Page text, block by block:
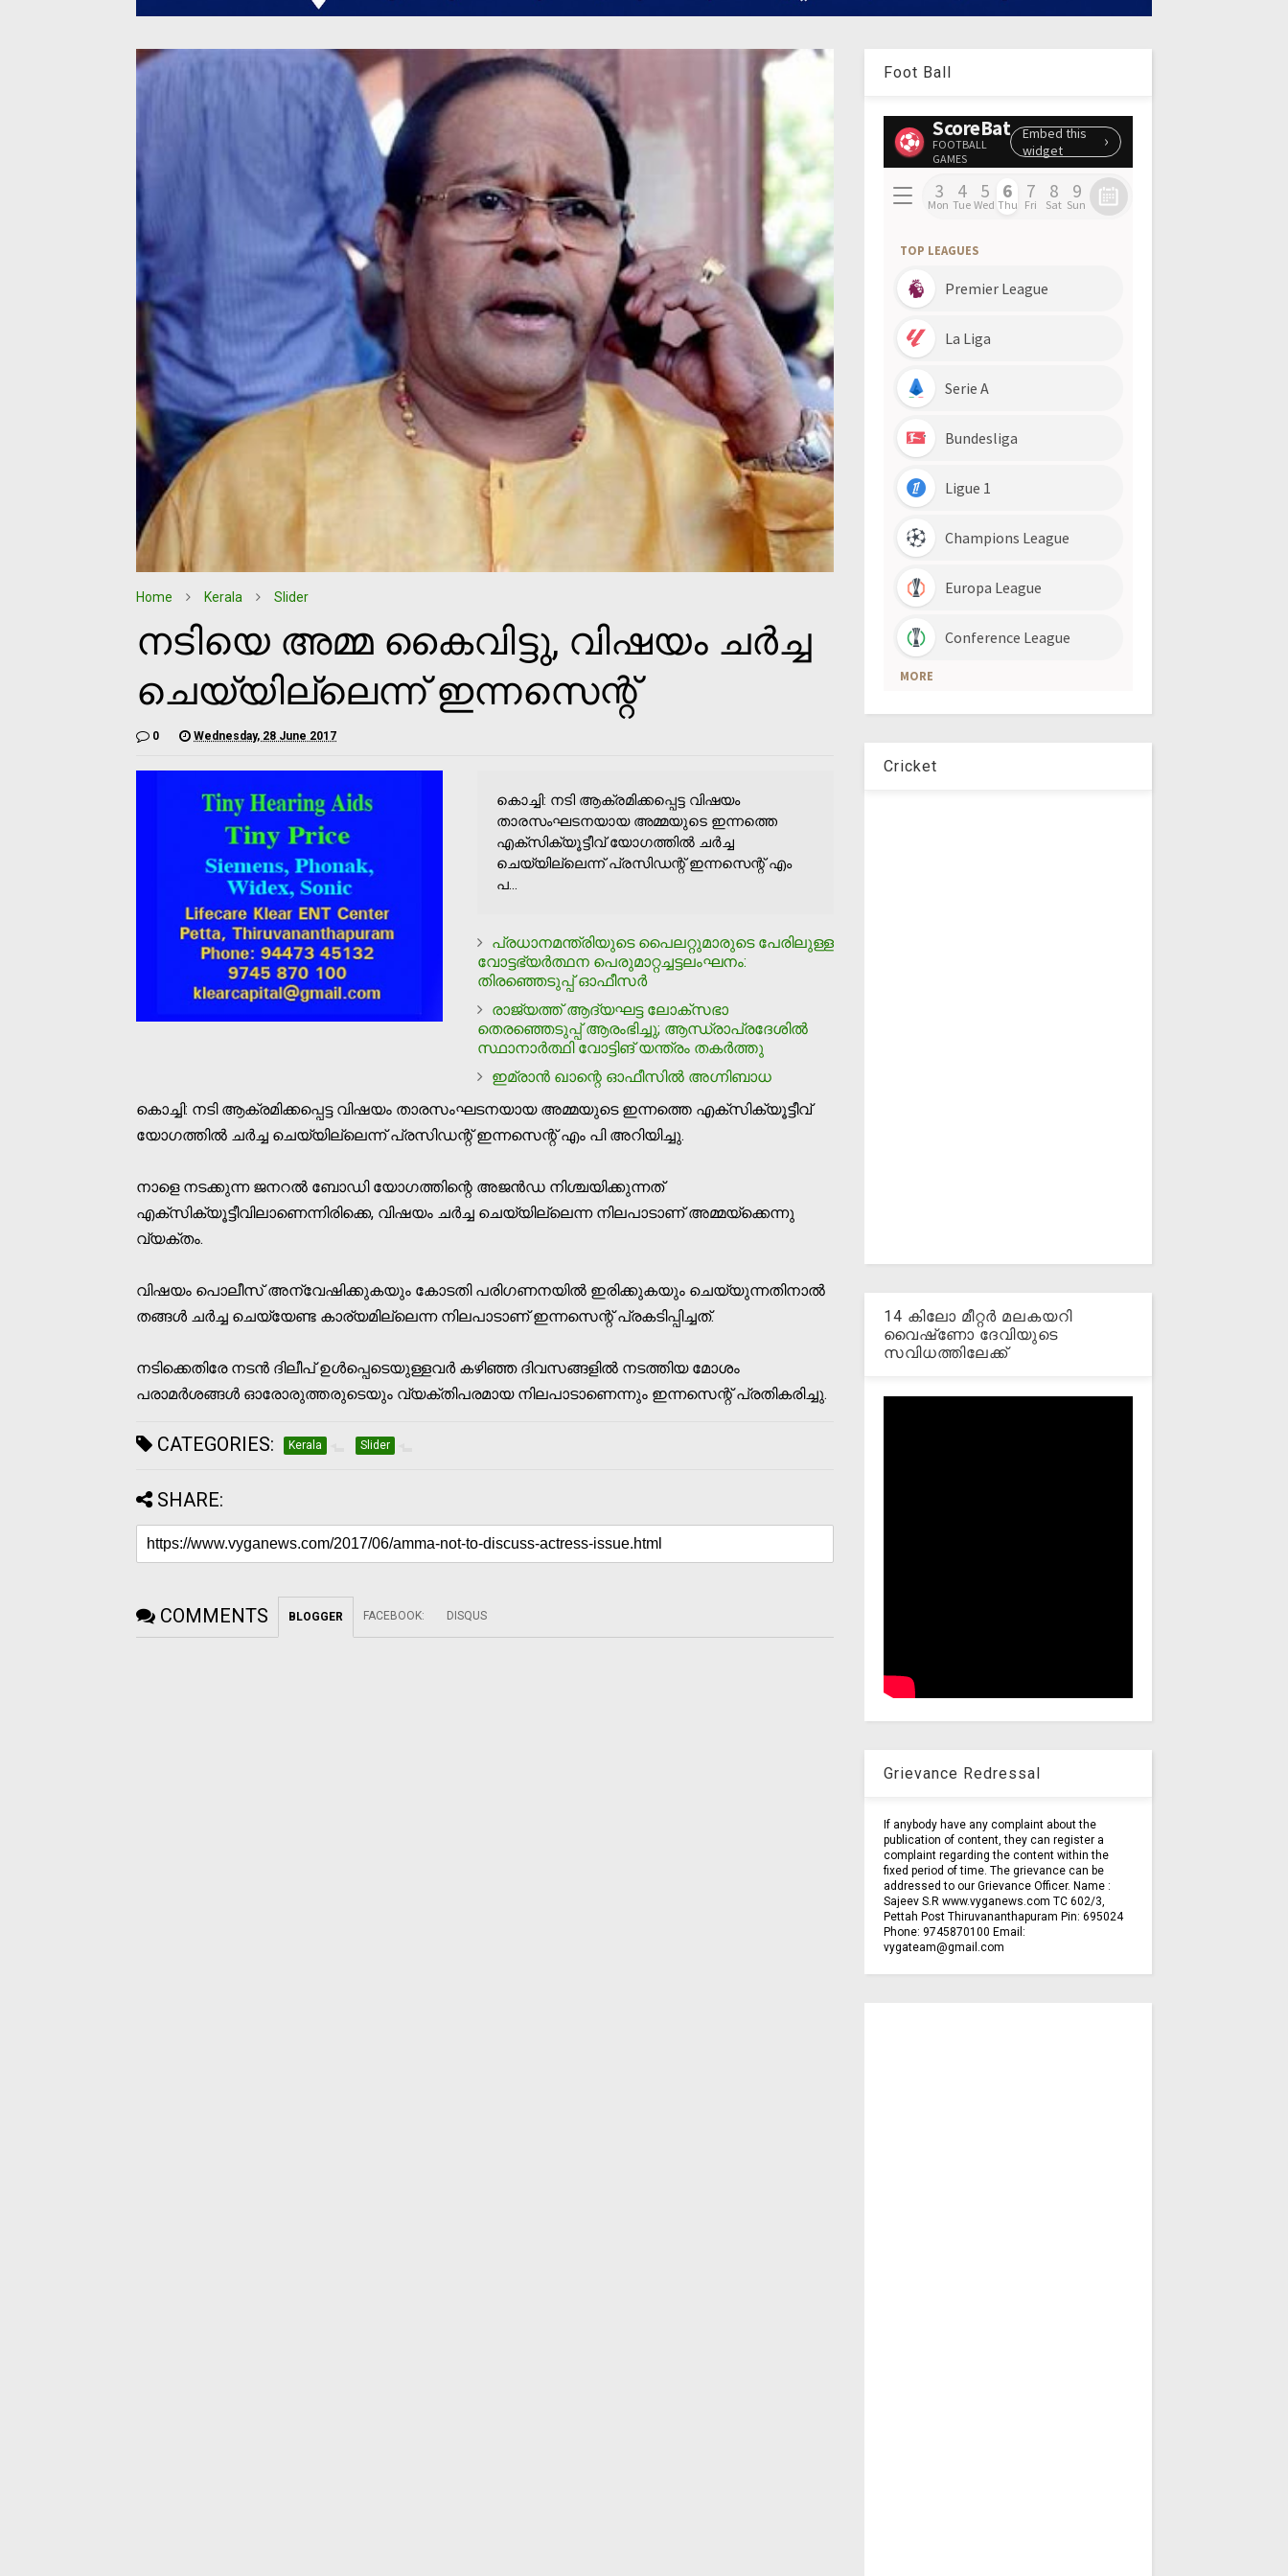
Home Kerala Slider
നടിയെ അമ്മ കൈവിട്ടു, വിഷയം ചർച്ച
ചെയ്യില്ലെന്ന് ഇന്നസെന്റ്
0 Wednesday, 28 June 2017
കൊച്ചി: നടി ആക്രമിക്കപ്പെട്ട വിഷയം
താരസംഘടനയായ അമ്മയുടെ ഇന്നത്തെ
എക്സിക്യൂട്ടീവ് യോഗത്തിൽ ചർച്ച
ചെയ്യില്ലെന്ന് പ്രസിഡന്റ് ഇന്നസെന്റ് എം
പ...
പ്രധാനമന്ത്രിയുടെ പൈലറ്റുമാരുടെ പേരിലുള്ള
വോട്ടഭ്യര്‍ത്ഥന പെരുമാറ്റച്ചട്ടലംഘനം:
തിരഞ്ഞെടുപ്പ് ഓഫീസര്‍
രാജ്യത്ത് ആദ്യഘട്ട ലോക്‌സഭാ
തെരഞ്ഞെടുപ്പ് ആരംഭിച്ചു; ആന്ധ്രാപ്രദേശില്‍
സ്ഥാനാര്‍ത്ഥി വോട്ടിങ് യന്ത്രം തകര്‍ത്തു
ഇമ്രാന്‍ ഖാന്റെ ഓഫീസില്‍ അഗ്നിബാധ
കൊച്ചി: നടി ആക്രമിക്കപ്പെട്ട വിഷയം താരസംഘടനയായ അമ്മയുടെ ഇന്നത്തെ എക്സിക്യൂട്ടീവ്
യോഗത്തിൽ ചർച്ച ചെയ്യില്ലെന്ന് പ്രസിഡന്റ് ഇന്നസെന്റ് എം പി അറിയിച്ചു.
നാളെ നടക്കുന്ന ജനറൽ ബോഡി യോഗത്തിന്റെ അജൻഡ നിശ്ചയിക്കുന്നത്
എക്സിക്യൂട്ടീവിലാണെന്നിരിക്കെ, വിഷയം ചർച്ച ചെയ്യില്ലെന്ന നിലപാടാണ് അമ്മയ്ക്കെന്നു
വ്യക്തം.
വിഷയം പൊലീസ് അന്വേഷിക്കുകയും കോടതി പരിഗണനയിൽ ഇരിക്കുകയും ചെയ്യുന്നതിനാൽ
തങ്ങൾ ചർച്ച ചെയ്യേണ്ട കാര്യമില്ലെന്ന നിലപാടാണ് ഇന്നസെന്റ് പ്രകടിപ്പിച്ചത്.
നടിക്കെതിരേ നടൻ ദിലീപ് ഉൾപ്പെടെയുള്ളവർ കഴിഞ്ഞ ദിവസങ്ങളിൽ നടത്തിയ മോശം
പരാമർശങ്ങൾ ഓരോരുത്തരുടെയും വ്യക്തിപരമായ നിലപാടാണെന്നും ഇന്നസെന്റ് പ്രതികരിച്ചു.
CATEGORIES: Kerala Slider
SHARE:
COMMENTS BLOGGER FACEBOOK: DISQUS
Foot Ball
Cricket
14 കിലോ മീറ്റര്‍ മലകയറി
വൈഷ്‌ണോ ദേവിയുടെ
സവിധത്തിലേക്ക്
Grievance Redressal
If anybody have any complaint about the
publication of content, they can register a
complaint regarding the content within the
fixed period of time. The grievance can be
addressed to our Grievance Officer. Name :
Sajeev S.R www.vyganews.com TC 602/3,
Pettah Post Thiruvananthapuram Pin: 695024
Phone: 9745870100 Email:
vygateam@gmail.com